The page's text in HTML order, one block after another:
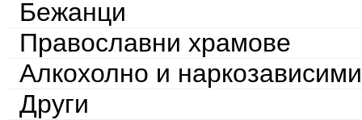
Бежанци
Православни храмове
Алкохолно и наркозависими
Други